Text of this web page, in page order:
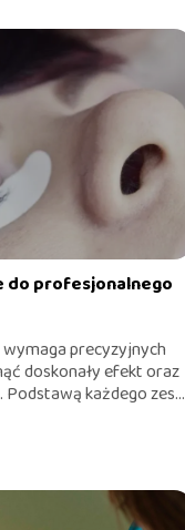
do profesjonalnego
precyzyjnych
doskonały efekt oraz
każdego zes...